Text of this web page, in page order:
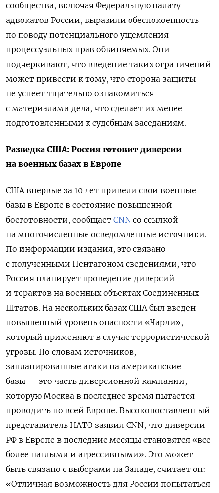
сообщества, включая Федеральную палату
адвокатов России, выразили обеспокоенность
по поводу потенциального ущемления
процессуальных прав обвиняемых. Они
подчеркивают, что введение таких ограничений
может привести к тому, что сторона защиты
не успеет тщательно ознакомиться
с материалами дела, что сделает их менее
подготовленными к судебным заседаниям.
Разведка США: Россия готовит диверсии
на военных базах в Европе
США впервые за 10 лет привели свои военные
базы в Европе в состояние повышенной
боеготовности, сообщает CNN со ссылкой
на многочисленные осведомленные источники.
По информации издания, это связано
с полученными Пентагоном сведениями, что
Россия планирует проведение диверсий
и терактов на военных объектах Соединенных
Штатов. На нескольких базах США был введен
повышенный уровень опасности «Чарли»,
который применяют в случае террористической
угрозы. По словам источников,
запланированные атаки на американские
базы — это часть диверсионной кампании,
которую Москва в последнее время пытается
проводить по всей Европе. Высокопоставленный
представитель НАТО заявил CNN, что диверсии
РФ в Европе в последние месяцы становятся «все
более наглыми и агрессивными». Это может
быть связано с выборами на Западе, считает он:
«Отличная возможность для России попытаться